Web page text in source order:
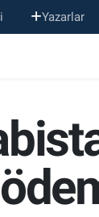
Yazarlar